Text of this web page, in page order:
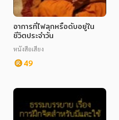
อาการที่ไฟลุกหรือดับอยู่ใน
ชีวิตประจำวัน
หนังสือเสียง
49